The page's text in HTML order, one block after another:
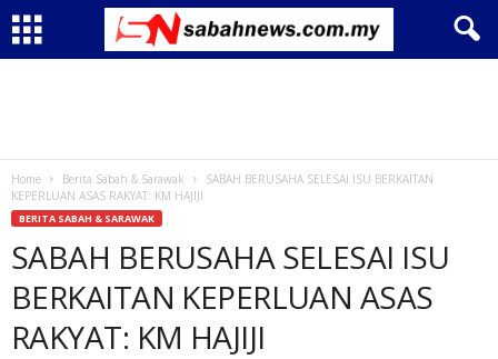
Home Berita Sabah & Sarawak
SABAH BERUSAHA SELESAI ISU BERKAITAN
KEPERLUAN ASAS RAKYAT: KM HAJIJI
BERITA SABAH & SARAWAK
SABAH BERUSAHA SELESAI ISU
BERKAITAN KEPERLUAN ASAS
RAKYAT: KM HAJIJI